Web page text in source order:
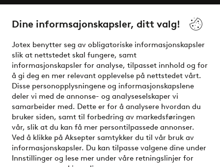
Dine informsajonskapsler, ditt valg!
Jotex benytter seg av obligatoriske informasjonskapsler
slik at nettstedet skal fungere, samt
informasjonskapsler for analyse, tilpasset innhold og for
å gi deg en mer relevant opplevelse på nettstedet vårt.
Disse personopplysningene og informasjonskapslene
deler vi med de annonse- og analyseselskaper vi
samarbeider med. Dette er for å analysere hvordan du
bruker siden, samt til forbedring av markedsføringen
vår, slik at du kan få mer persontilpassede annonser.
Ved å klikke på Aksepter samtykker du til vår bruk av
informasjonskapsler. Du kan tilpasse valgene dine under
Innstillinger og lese mer under våre retningslinjer for
Venner
Sikre betalinger - Betal direkte eller del opp
Vil du vite mer om våre betalingsalternativer?
elpy